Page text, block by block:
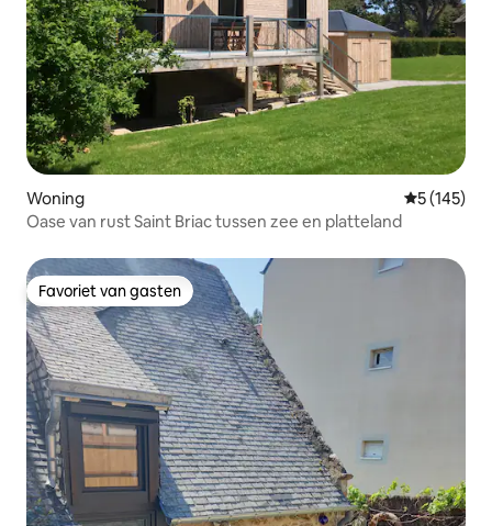
Woning
5 (145)
Oase van rust Saint Briac tussen zee en platteland
Favoriet van gasten
Favoriet van gasten